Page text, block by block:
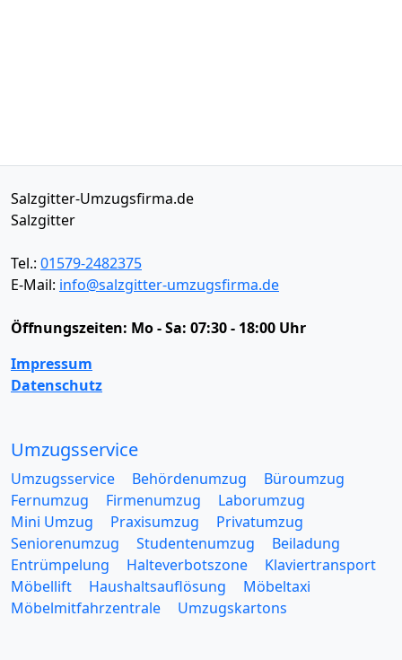
Salzgitter-Umzugsfirma.de
Salzgitter
Tel.: 01579-2482375
E-Mail: info@salzgitter-umzugsfirma.de
Öffnungszeiten: Mo - Sa: 07:30 - 18:00 Uhr
Impressum
Datenschutz
Umzugsservice
Umzugsservice Behördenumzug
Büroumzug
Fernumzug
Firmenumzug
Laborumzug
Mini Umzug
Praxisumzug
Privatumzug
Seniorenumzug
Studentenumzug
Beiladung
Entrümpelung
Halteverbotszone
Klaviertransport
Möbellift
Haushaltsauflösung
Möbeltaxi
Möbelmitfahrzentrale
Umzugskartons